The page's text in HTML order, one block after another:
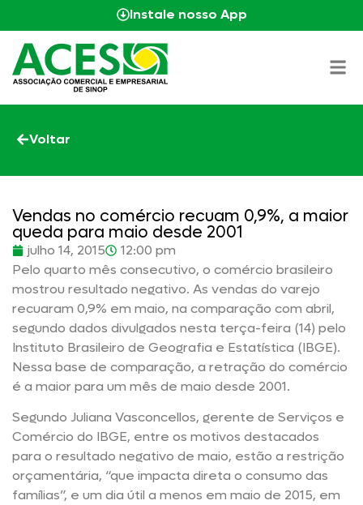
Instale nosso App
Voltar
Vendas no comércio recuam 0,9%, a maior
queda para maio desde 2001
julho 14, 2015
12:00 pm
Pelo quarto mês consecutivo, o comércio brasileiro
mostrou resultado negativo. As vendas do varejo
recuaram 0,9% em maio, na comparação com abril,
segundo dados divulgados nesta terça-feira (14) pelo
Instituto Brasileiro de Geografia e Estatística (IBGE).
Nessa base de comparação, a retração do comércio
é a maior para um mês de maio desde 2001.
Segundo Juliana Vasconcellos, gerente de Serviços e
Comércio do IBGE, entre os motivos destacados
para o resultado negativo de maio, estão a restrição
orçamentária, “que impacta direta o consumo das
famílias”, e um dia útil a menos em maio de 2015, em